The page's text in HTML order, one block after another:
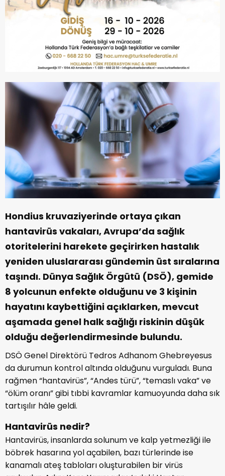
Hondius kruvaziyerinde ortaya çıkan
hantavirüs vakaları, Avrupa’da sağlık
otoritelerini harekete geçirirken hastalık
yeniden uluslararası gündemin üst sıralarına
taşındı. Dünya Sağlık Örgütü (DSÖ), gemide
8 yolcunun enfekte olduğunu ve 3 kişinin
hayatını kaybettiğini açıklarken, mevcut
aşamada genel halk sağlığı riskinin düşük
olduğu değerlendirmesinde bulundu.
DSÖ Genel Direktörü Tedros Adhanom Ghebreyesus
da durumun kontrol altında olduğunu vurguladı. Buna
rağmen “hantavirüs”, “Andes türü”, “temaslı vaka” ve
“ölüm oranı” gibi tıbbi kavramlar kamuoyunda daha sık
tartışılır hâle geldi.
Hantavirüs nedir?
Hantavirüs, insanlarda solunum ve kalp yetmezliği ile
böbrek hasarına yol açabilen, bazı türlerinde ise
kanamalı ateş tabloları oluşturabilen bir virüs